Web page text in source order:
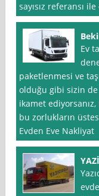
sayısız referansı
Ev
paketlenmesi ve
olduğu gibi sizin
ikamet
bu zorlukların
Evden Eve Nakliyat